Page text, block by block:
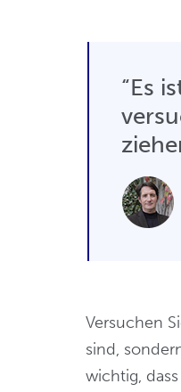
“Es
Versuchen
sind,
wichtig,